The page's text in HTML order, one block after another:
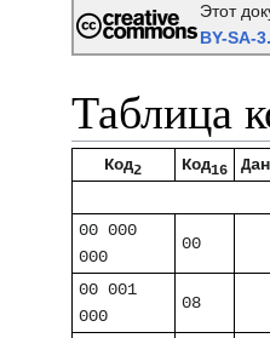
Этот
BY-SA-
Таблица
Код2 Код16
00 000
000
00
00 001
000
08